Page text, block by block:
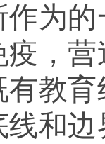
作为
疫，
教
线和